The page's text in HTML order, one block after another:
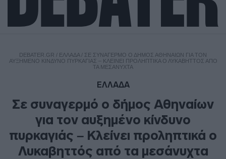
DEBATER.GR / ΕΛΛΑΔΑ/ ΣΕ ΣΥΝΑΓΕΡΜΌ Ο ΔΉΜΟΣ ΑΘΗΝΑΊΩΝ ΓΙΑ ΤΟΝ
ΑΥΞΗΜΈΝΟ ΚΊΝΔΥΝΟ ΠΥΡΚΑΓΙΆΣ – ΚΛΕΊΝΕΙ ΠΡΟΛΗΠΤΙΚΆ Ο ΛΥΚΑΒΗΤΤΌΣ ΑΠΌ
ΤΑ ΜΕΣΆΝΥΧΤΑ
ΕΛΛΑΔΑ
Σε συναγερμό ο δήμος Αθηναίων
για τον αυξημένο κίνδυνο
πυρκαγιάς – Κλείνει προληπτικά ο
Λυκαβηττός από τα μεσάνυχτα